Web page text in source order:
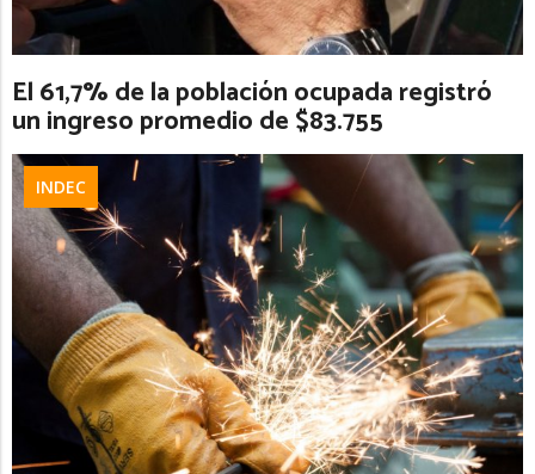
El 61,7% de la población ocupada registró
un ingreso promedio de $83.755
INDEC